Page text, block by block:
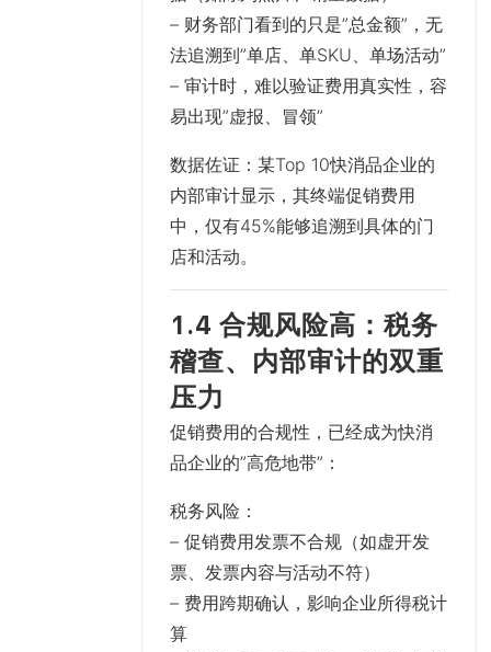
– 财务部门看到的只是”总金额”，无
法追溯到”单店、单SKU、单场活动”
– 审计时，难以验证费用真实性，容
易出现”虚报、冒领”
数据佐证 ：某Top 10快消品企业的
内部审计显示，其终端促销费用
中，仅有45%能够追溯到具体的门
店和活动。
1.4 合规风险高：税务
稽查、内部审计的双重
压力
促销费用的合规性，已经成为快消
品企业的”高危地带”：
税务风险 ：
– 促销费用发票不合规（如虚开发
票、发票内容与活动不符）
– 费用跨期确认，影响企业所得税计
算